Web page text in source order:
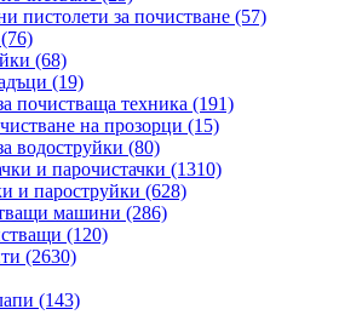
пистолети за почистване (57)
(76)
(68)
(19)
почистваща техника (191)
на прозорци (15)
водоструйки (80)
и парочистачки (1310)
и пароструйки (628)
машини (286)
(120)
(2630)
(143)